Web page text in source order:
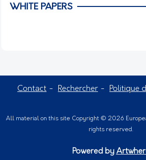
WHITE PAPERS
Contact Rechercher Politique
All material on this site Copyright © 2026
rights reserved.
Powered by